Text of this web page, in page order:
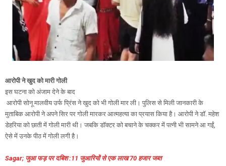
आरोपी ने खुद को मारी गोली
इस घटना को अंजाम देने के बाद
आरोपी सोनू मालवीय उर्फ प्रिंस ने खुद को भी गोली मार ली। पुलिस से मिली जानकारी के
मुताबिक आरोपी ने अपने सिर पर गोली मारकर आत्महत्या का प्रयास किया है। आरोपी ने डॉ. महेश
डेहरिया को छाती में गोली मारी थी। जबकि डॉक्टर को बचाने के चक्कर में पत्नी भी सामने आ गईं,
ऐसे में उनके पीठ में गोली लगी है।
Sagar; जुआ फड़ पर दबिश :11 जुआरियों से एक लाख 70 हजार जब्त